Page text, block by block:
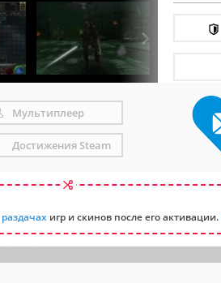
Мультиплеер
Достижения Steam
раздачах игр и скинов после его активации.